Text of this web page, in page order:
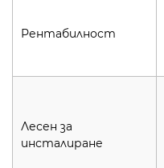
Рентабилност
Лесен за
инсталиране